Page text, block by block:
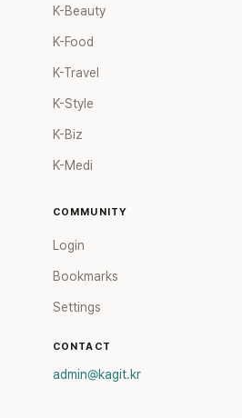
K-Beauty
K-Food
K-Travel
K-Style
K-Biz
K-Medi
COMMUNITY
Login
Bookmarks
Settings
CONTACT
admin@kagit.kr